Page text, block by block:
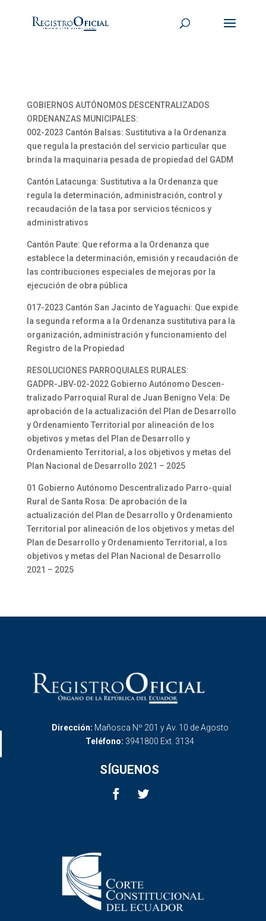
GOBIERNOS AUTÓNOMOS DESCENTRALIZADOS
ORDENANZAS MUNICIPALES:
002-2023 Cantón Balsas: Sustitutiva a la Ordenanza
que regula la prestación del servicio particular que
brinda la maquinaria pesada de propiedad del GADM
Cantón Latacunga: Sustitutiva a la Ordenanza que
regula la determinación, administración, control y
recaudación de la tasa por servicios técnicos y
administrativos
Cantón Paute: Que reforma a la Ordenanza que
establece la determinación, emisión y recaudación de
las contribuciones especiales de mejoras por la
ejecución de obra pública
017-2023 Cantón San Jacinto de Yaguachi: Que expide
la segunda reforma a la Ordenanza sustitutiva para la
organización, administración y funcionamiento del
Registro de la Propiedad
RESOLUCIONES PARROQUIALES RURALES:
GADPR-JBV-02-2022 Gobierno Autónomo Descen-
tralizado Parroquial Rural de Juan Benigno Vela: De
aprobación de la actualización del Plan de Desarrollo
y Ordenamiento Territorial por alineación de los
objetivos y metas del Plan de Desarrollo y
Ordenamiento Territorial, a los objetivos y metas del
Plan Nacional de Desarrollo 2021 – 2025
01 Gobierno Autónomo Descentralizado Parro-quial
Rural de Santa Rosa: De aprobación de la
actualización del Plan de Desarrollo y Ordenamiento
Territorial por alineación de los objetivos y metas del
Plan de Desarrollo y Ordenamiento Territorial, a los
objetivos y metas del Plan Nacional de Desarrollo
2021 – 2025
Dirección: Mañosca Nº 201 y Av. 10 de Agosto
Teléfono: 3941800 Ext. 3134
SÍGUENOS